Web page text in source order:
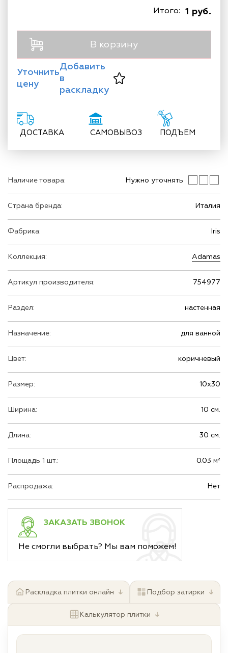
Наличие товара: Нужно уточнять
Страна бренда: Италия
Фабрика: Iris
Коллекция: Adamas
Артикул производителя: 754977
Раздел: настенная
Назначение: для ванной
Цвет: коричневый
Размер: 10х30
Ширина: 10 см.
Длина: 30 см.
Площадь 1 шт.: 0.03 м²
Распродажа: Нет
ЗАКАЗАТЬ ЗВОНОК
Не смогли выбрать? Мы вам поможем!
1 руб.
Итого:
В корзину
Уточнить
цену
Добавить
в
раскладку
ДОСТАВКА САМОВЫВОЗ ПОДЪЕМ
Раскладка плитки онлайн ↓ Подбор затирки ↓
Калькулятор плитки ↓